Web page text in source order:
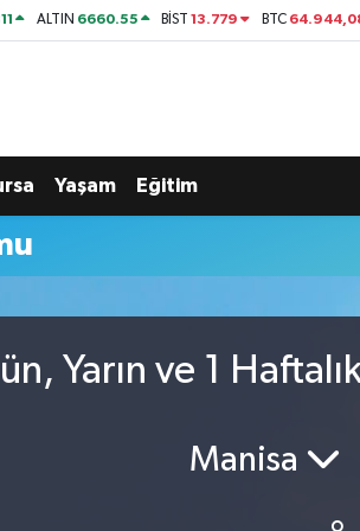
ALTIN 6660.55 BİST13.779 BTC
Yaşam Eğitim
Yarın ve 1
Manisa